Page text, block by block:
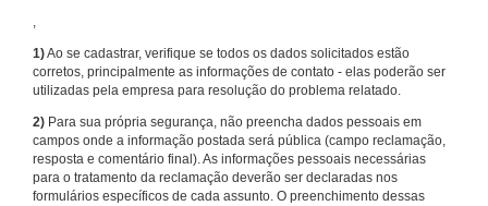
,
1)Ao se cadastrar, verifique se todos os dados solicitados estão
corretos, principalmente as informações de contato - elas poderão ser
utilizadas pela empresa para resolução do problema relatado.
2) Para sua própria segurança, não preencha dados pessoais em
campos onde a informação postada será pública (campo reclamação,
resposta e comentário final). As informações pessoais necessárias
para o tratamento da reclamação deverão ser declaradas nos
formulários específicos de cada assunto. O preenchimento dessas